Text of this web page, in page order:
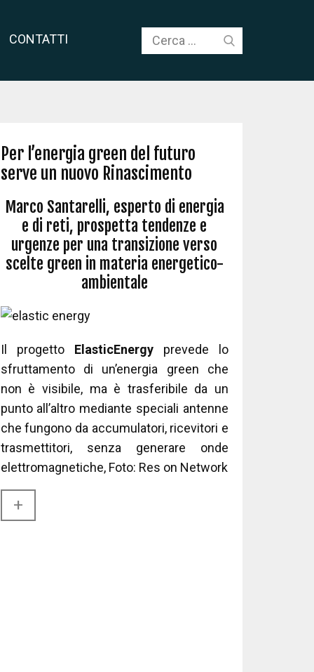
CONTATTI
Per l’energia green del futuro
serve un nuovo Rinascimento
Marco Santarelli, esperto di energia
e di reti, prospetta tendenze e
urgenze per una transizione verso
scelte green in materia energetico-
ambientale
Il progetto ElasticEnergyprevede lo
sfruttamento di un’energia green che
non è visibile, ma è trasferibile da un
punto all’altro mediante speciali antenne
che fungono da accumulatori, ricevitori e
trasmettitori, senza generare onde
elettromagnetiche, Foto: Res on Network
+​